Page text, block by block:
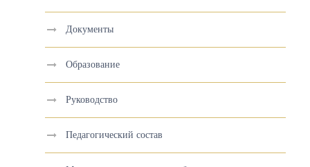
Документы
Образование
Руководство
Педагогический состав